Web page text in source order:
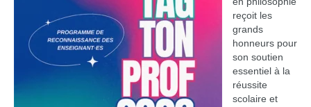
reçoit les
grands
honneurs pour
son soutien
essentiel à la
réussite
scolaire et